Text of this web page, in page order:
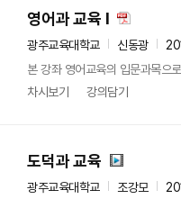
영어과 교육 I
광주교육대학교 신동광
본 강좌 영어교육의 입문과목으
차시보기
강의담기
도덕과 교육
광주교육대학교 조강모